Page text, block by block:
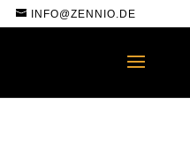
INFO@ZENNIO.DE